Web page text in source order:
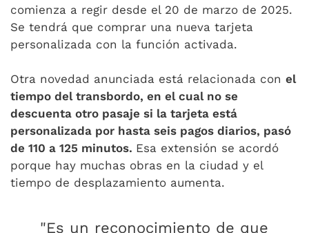
comienza a regir desde el 20 de marzo de 2025.
Se tendrá que comprar una nueva tarjeta
personalizada con la función activada.
Otra novedad anunciada está relacionada con el
tiempo del transbordo, en el cual no se
descuenta otro pasaje si la tarjeta está
personalizada por hasta seis pagos diarios, pasó
de 110 a 125 minutos. Esa extensión se acordó
porque hay muchas obras en la ciudad y el
tiempo de desplazamiento aumenta.
"Es un reconocimiento de que